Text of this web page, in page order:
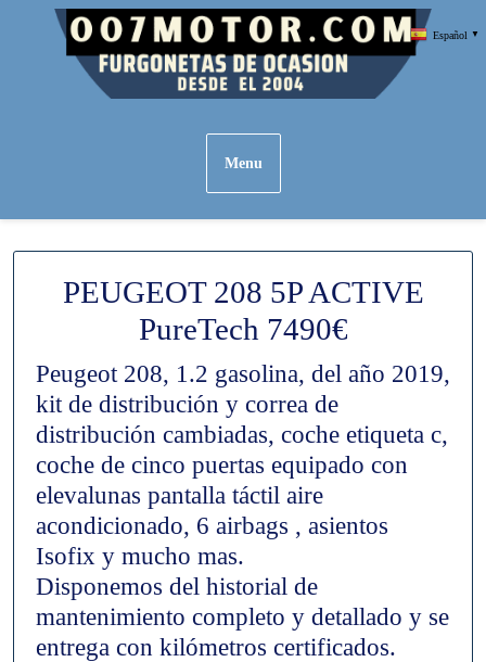
Menu
PEUGEOT 208 5P ACTIVE
PureTech 7490€
Peugeot 208, 1.2 gasolina, del año 2019,
kit de distribución y correa de
distribución cambiadas, coche etiqueta c,
coche de cinco puertas equipado con
elevalunas pantalla táctil aire
acondicionado, 6 airbags , asientos
Isofix y mucho mas.
Disponemos del historial de
mantenimiento completo y detallado y se
entrega con kilómetros certificados.
Español ▼